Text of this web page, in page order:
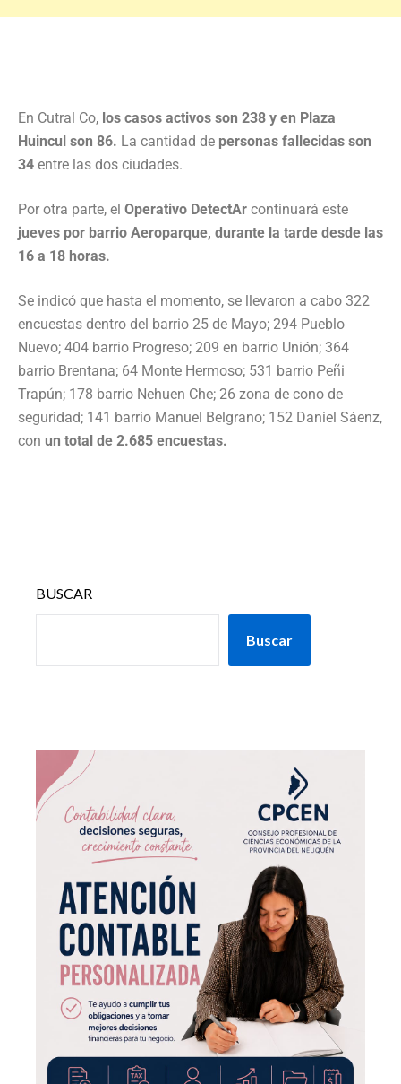
En Cutral Co, los casos activos son 238 y en Plaza
Huincul son 86. La cantidad de personas fallecidas son
34 entre las dos ciudades.
Por otra parte, el Operativo DetectAr continuará este
jueves por barrio Aeroparque, durante la tarde desde las
16 a 18 horas.
Se indicó que hasta el momento, se llevaron a cabo 322
encuestas dentro del barrio 25 de Mayo; 294 Pueblo
Nuevo; 404 barrio Progreso; 209 en barrio Unión; 364
barrio Brentana; 64 Monte Hermoso; 531 barrio Peñi
Trapún; 178 barrio Nehuen Che; 26 zona de cono de
seguridad; 141 barrio Manuel Belgrano; 152 Daniel Sáenz,
con un total de 2.685 encuestas.
BUSCAR
Buscar